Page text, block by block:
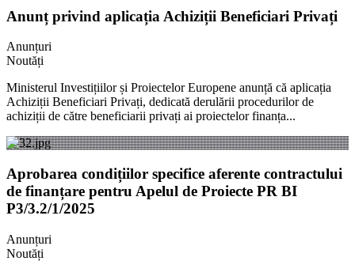
Anunț privind aplicația Achiziții Beneficiari Privați
Anunțuri
Noutăți
Ministerul Investițiilor și Proiectelor Europene anunță că aplicația
Achiziții Beneficiari Privați, dedicată derulării procedurilor de
achiziții de către beneficiarii privați ai proiectelor finanța...
Aprobarea condițiilor specifice aferente contractului
de finanțare pentru Apelul de Proiecte PR BI
P3/3.2/1/2025
Anunțuri
Noutăți